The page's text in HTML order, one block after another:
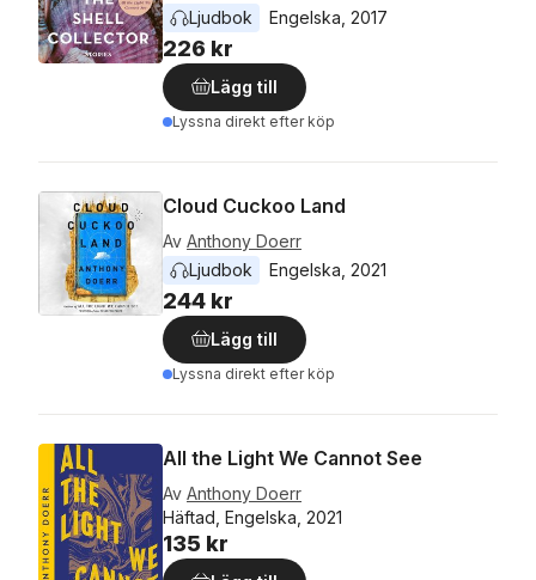
Ljudbok
Engelska 2017
226 kr
Lägg till
Lyssna direkt efter köp
Cloud Cuckoo Land
Av Anthony Doerr
Ljudbok
Engelska 2021
244 kr
Lägg till
Lyssna direkt efter köp
All the Light We Cannot See
Av Anthony Doerr
Häftad, Engelska, 2021
135 kr